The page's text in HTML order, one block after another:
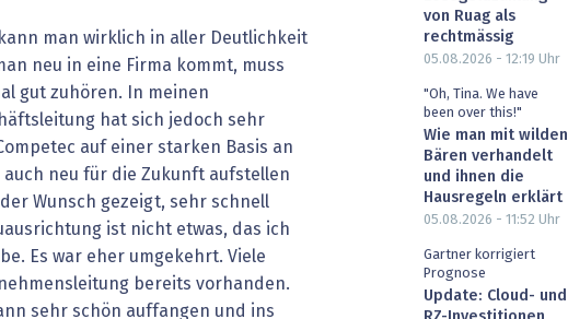
man wirklich in aller Deutlichkeit
neu in eine Firma kommt, muss
gut zuhören. In meinen
hat sich jedoch sehr
auf einer starken Basis an
neu für die Zukunft aufstellen
Wunsch gezeigt, sehr schnell
ist nicht etwas, das ich
Es war eher umgekehrt. Viele
bereits vorhanden.
sehr schön auffangen und ins
von Ruag als
rechtmässig
05.08.2026 - 12:19 Uhr
"Oh, Tina. We have
been over this!"
Wie man mit wilden
Bären verhandelt
und ihnen die
Hausregeln erklärt
05.08.2026 - 11:52 Uhr
Gartner korrigiert
Prognose
Update: Cloud- und